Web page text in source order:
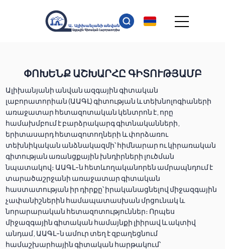
ՓՈԽԵՆՔ ԱՇԽԱՐՀԸ ԳԻՏՈՒԹՅԱՄԲ
Ալիխանյանի անվան ազգային գիտական
լաբորատորիան (ԱԱԳԼ) գիտության և տեխնոլոգիաների
առաջատար հետազոտական կենտրոն է, որը
համախմբում է բարձրակարգ գիտնականների,
երիտասարդ հետազոտողների և փորձառու
տեխնիկական անձնակազմի՝ հիմնարար ու կիրառական
գիտության առանցքային խնդիրների լուծման
նպատակով։ ԱԱԳԼ-ն հետևողականորեն ամրապնդում է
տարածաշրջանի առաջատար գիտական
հաստատության իր դիրքը՝ իրականացնելով միջազգային
չափանիշներին համապատասխան մրցունակ և
նորարարական հետազոտություններ։ Որպես
միջազգային գիտական համայնքի լիիրավ և ակտիվ
անդամ, ԱԱԳԼ-ն ամուր տեղ է զբաղեցնում
համաշխարհային գիտական հարթակում՝